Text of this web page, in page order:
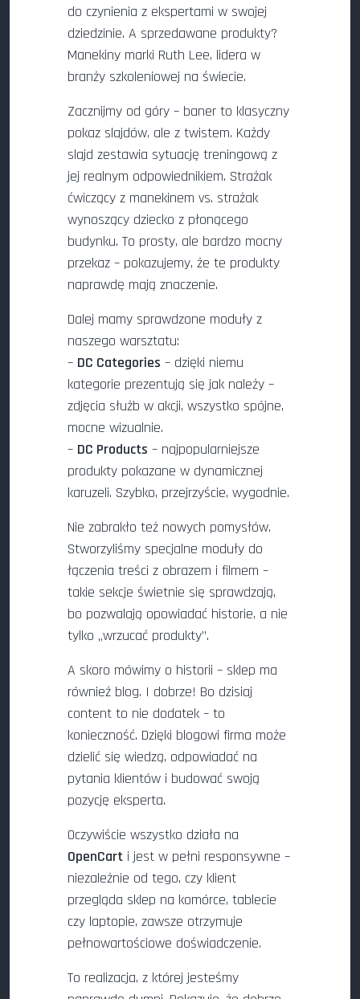
do czynienia z ekspertami w swojej
dziedzinie. A sprzedawane produkty?
Manekiny marki Ruth Lee, lidera w
branży szkoleniowej na świecie.
Zacznijmy od góry – baner to klasyczny
pokaz slajdów, ale z twistem. Każdy
slajd zestawia sytuację treningową z
jej realnym odpowiednikiem. Strażak
ćwiczący z manekinem vs. strażak
wynoszący dziecko z płonącego
budynku. To prosty, ale bardzo mocny
przekaz – pokazujemy, że te produkty
naprawdę mają znaczenie.
Dalej mamy sprawdzone moduły z
naszego warsztatu:
– DC Categories – dzięki niemu
kategorie prezentują się jak należy –
zdjęcia służb w akcji, wszystko spójne,
mocne wizualnie.
– DC Products – najpopularniejsze
produkty pokazane w dynamicznej
karuzeli. Szybko, przejrzyście, wygodnie.
Nie zabrakło też nowych pomysłów.
Stworzyliśmy specjalne moduły do
łączenia treści z obrazem i filmem –
takie sekcje świetnie się sprawdzają,
bo pozwalają opowiadać historie, a nie
tylko „wrzucać produkty”.
A skoro mówimy o historii – sklep ma
również blog. I dobrze! Bo dzisiaj
content to nie dodatek – to
konieczność. Dzięki blogowi firma może
dzielić się wiedzą, odpowiadać na
pytania klientów i budować swoją
pozycję eksperta.
Oczywiście wszystko działa na
OpenCart i jest w pełni responsywne –
niezależnie od tego, czy klient
przegląda sklep na komórce, tablecie
czy laptopie, zawsze otrzymuje
pełnowartościowe doświadczenie.
To realizacja, z której jesteśmy